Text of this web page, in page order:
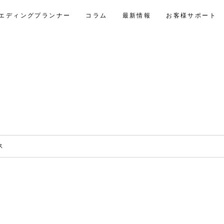
ディングプランナー コラム 最新情報 お客様サポート